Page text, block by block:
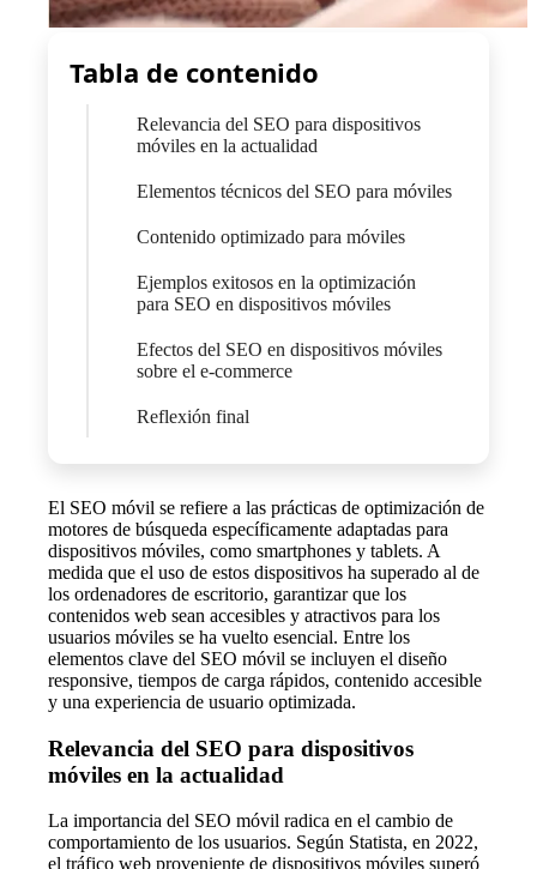
Tabla de contenido
Relevancia del SEO para dispositivos
móviles en la actualidad
Elementos técnicos del SEO para móviles
Contenido optimizado para móviles
Ejemplos exitosos en la optimización
para SEO en dispositivos móviles
Efectos del SEO en dispositivos móviles
sobre el e-commerce
Reflexión final
El SEO móvil se refiere a las prácticas de optimización de
motores de búsqueda específicamente adaptadas para
dispositivos móviles, como smartphones y tablets. A
medida que el uso de estos dispositivos ha superado al de
los ordenadores de escritorio, garantizar que los
contenidos web sean accesibles y atractivos para los
usuarios móviles se ha vuelto esencial. Entre los
elementos clave del SEO móvil se incluyen el diseño
responsive, tiempos de carga rápidos, contenido accesible
y una experiencia de usuario optimizada.
Relevancia del SEO para dispositivos
móviles en la actualidad
La importancia del SEO móvil radica en el cambio de
comportamiento de los usuarios. Según Statista, en 2022,
el tráfico web proveniente de dispositivos móviles superó